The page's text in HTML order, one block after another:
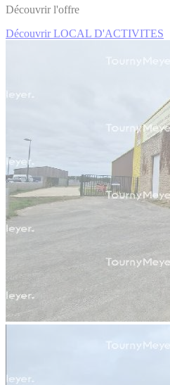
Découvrir l'offre
Découvrir LOCAL D'ACTIVITES